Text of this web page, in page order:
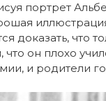
портрет
доказать, что
он плохо
и родители